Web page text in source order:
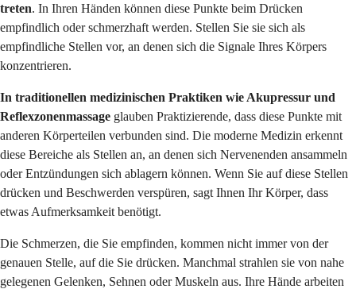
treten. In Ihren Händen können diese Punkte beim Drücken
empfindlich oder schmerzhaft werden. Stellen Sie sie sich als
empfindliche Stellen vor, an denen sich die Signale Ihres Körpers
konzentrieren.
In traditionellen medizinischen Praktiken wie Akupressur und
Reflexzonenmassage glauben Praktizierende, dass diese Punkte mit
anderen Körperteilen verbunden sind. Die moderne Medizin erkennt
diese Bereiche als Stellen an, an denen sich Nervenenden ansammeln
oder Entzündungen sich ablagern können. Wenn Sie auf diese Stellen
drücken und Beschwerden verspüren, sagt Ihnen Ihr Körper, dass
etwas Aufmerksamkeit benötigt.
Die Schmerzen, die Sie empfinden, kommen nicht immer von der
genauen Stelle, auf die Sie drücken. Manchmal strahlen sie von nahe
gelegenen Gelenken, Sehnen oder Muskeln aus. Ihre Hände arbeiten